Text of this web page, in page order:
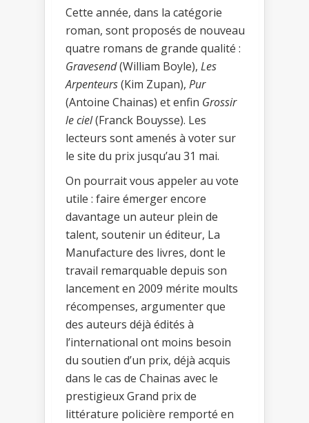
Cette année, dans la catégorie
roman, sont proposés de nouveau
quatre romans de grande qualité :
Gravesend(William Boyle), Les
Arpenteurs(Kim Zupan), Pur
(Antoine Chainas) et enfin Grossir
le ciel(Franck Bouysse). Les
lecteurs sont amenés à voter sur
le site du prix jusqu’au 31 mai.
On pourrait vous appeler au vote
utile : faire émerger encore
davantage un auteur plein de
talent, soutenir un éditeur, La
Manufacture des livres, dont le
travail remarquable depuis son
lancement en 2009 mérite moults
récompenses, argumenter que
des auteurs déjà édités à
l’international ont moins besoin
du soutien d’un prix, déjà acquis
dans le cas de Chainas avec le
prestigieux Grand prix de
littérature policière remporté en